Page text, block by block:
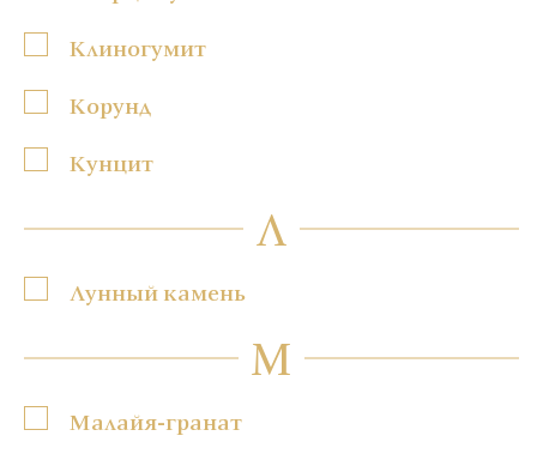
Клиногумит
Корунд
Кунцит
Л
Лунный камень
М
Малайя-гранат